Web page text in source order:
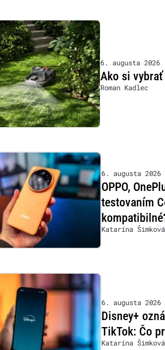
6. augusta 2026
Ako si
Roman Kadlec
6. augusta 2026
OPPO,
testovaním
Katarína Šimková
6. augusta 2026
Disney+
TikTok: Čo
Katarína Šimková